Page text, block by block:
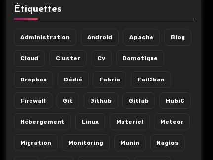
Étiquettes
Administration Android Apache Blog
Cloud Cluster Cv Domotique
Dropbox Dédié Fabric Fail2ban
Firewall Git Github Gitlab HubiC
Hébergement Linux Materiel Meteor
Migration Monitoring Munin Nagios